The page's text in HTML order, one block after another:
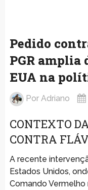
Pedido
PGR amplia
EUA na
Por Adriano
CONTEXTO
CONTRA
A recente
Estados Unidos,
Comando